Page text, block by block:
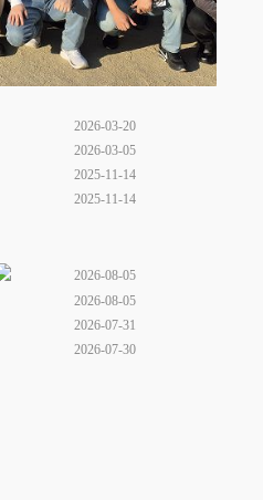
2026-03-20
2026-03-05
2025-11-14
2025-11-14
2026-08-05
2026-08-05
2026-07-31
2026-07-30